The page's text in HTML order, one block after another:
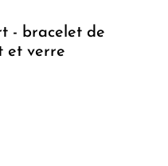
- bracelet de
et verre